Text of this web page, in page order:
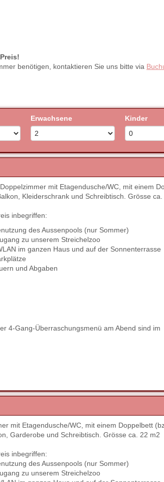
benötigen, kontaktieren Sie uns bitte via
Erwachsene Kinder
mit Etagendusche/WC, mit einem
Kleiderschrank und Schreibtisch. Grösse ca.
inbegriffen:
des Aussenpools (nur Sommer)
zu unserem Streichelzoo
im ganzen Haus und auf der Sonnenterrasse
und Abgaben
4-Gang-Überraschungsmenü am Abend sind im
mit Etagendusche/WC, mit einem Doppelbett
Garderobe und Schreibtisch. Grösse ca. 22 m2
inbegriffen:
des Aussenpools (nur Sommer)
zu unserem Streichelzoo